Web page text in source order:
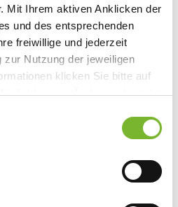
Mit Ihrem aktiven Anklicken der
und des entsprechenden
freiwillige und jederzeit
zur Nutzung der jeweiligen
klicken Sie bitte auf
zur Änderung besteht
Stein im oberen Drittel des
CT vergleichenden Studie
Flankenschmerzen und
bei 12 Patienten mit beiden